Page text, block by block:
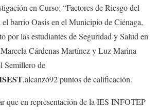
en Curso: “Factores de Riesgo del
barrio Oasis en el Municipio de Ciénaga,
por las estudiantes de Seguridad y Salud en
Cárdenas Martínez y Luz Marina
Semillero de
,alcanzó92 puntos de calificación.
que en representación de la IES INFOTEP